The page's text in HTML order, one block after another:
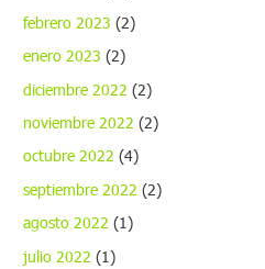
febrero 2023 (2)
enero 2023 (2)
diciembre 2022 (2)
noviembre 2022 (2)
octubre 2022 (4)
septiembre 2022 (2)
agosto 2022 (1)
julio 2022 (1)